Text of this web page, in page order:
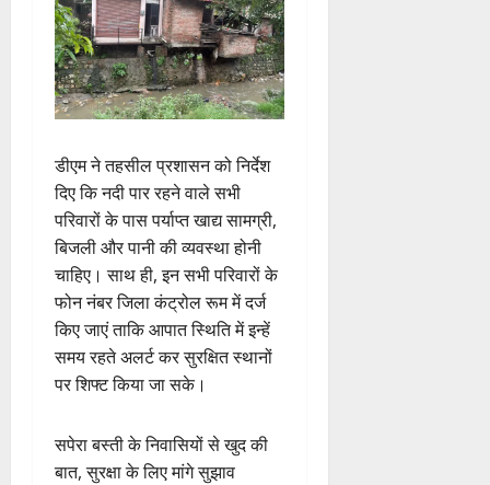
डीएम ने तहसील प्रशासन को निर्देश
दिए कि नदी पार रहने वाले सभी
परिवारों के पास पर्याप्त खाद्य सामग्री,
बिजली और पानी की व्यवस्था होनी
चाहिए। साथ ही, इन सभी परिवारों के
फोन नंबर जिला कंट्रोल रूम में दर्ज
किए जाएं ताकि आपात स्थिति में इन्हें
समय रहते अलर्ट कर सुरक्षित स्थानों
पर शिफ्ट किया जा सके।
सपेरा बस्ती के निवासियों से खुद की
बात, सुरक्षा के लिए मांगे सुझाव